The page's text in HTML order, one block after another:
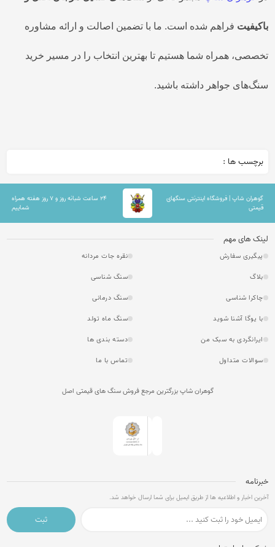
باکیفیت فراهم شده است. ما با تضمین اصالت و ارائه مشاوره
تخصصی، همراه شما هستیم تا بهترین انتخاب را در مسیر خرید
سنگ‌های جواهر داشته باشید.
برچسب ها :
گوهران شاپ | فروشگاه اینترنتی سنگهای
قیمتی
۲۴ ساعت شبانه روز و ۷ روز هفته همراه
شماییم
لینک های مهم
پیگیری سفارش
نقره جات مردانه
بلاگ
سنگ شناسی
چاکرا شناسی
سنگ درمانی
با یوگا آشنا شوید
سنگ ماه تولد
ایرانگردی به سبک من
دسته بندی ها
سوالات متداول
تماس با ما
گوهران شاپ بزرگترین مرجع فروش سنگ های قیمتی اصل
خبرنامه
آخرین اخبار و اطلاعیه ها از طریق ایمیل برای شما ارسال خواهد شد.
ثبت